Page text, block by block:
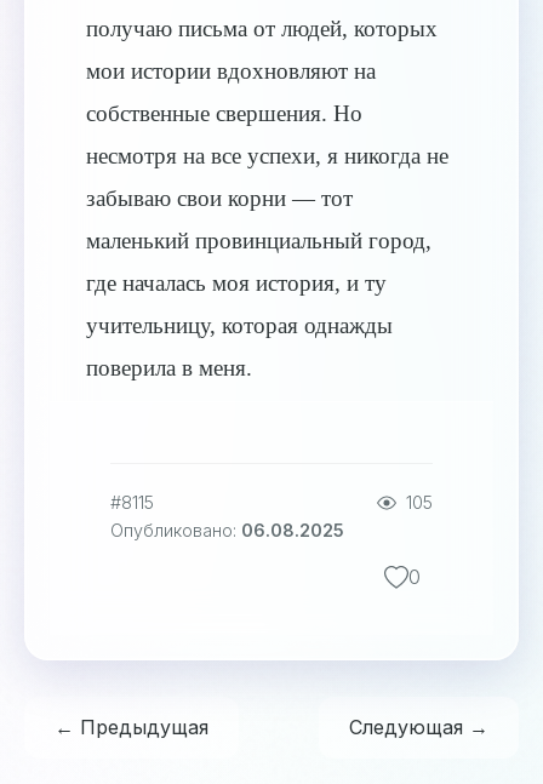
получаю письма от людей, которых
мои истории вдохновляют на
собственные свершения. Но
несмотря на все успехи, я никогда не
забываю свои корни — тот
маленький провинциальный город,
где началась моя история, и ту
учительницу, которая однажды
поверила в меня.
#8115
105
Опубликовано: 06.08.2025
0
← Предыдущая Следующая →